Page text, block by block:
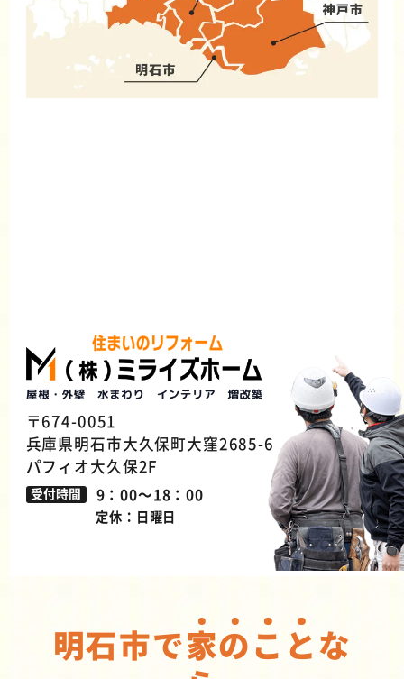
〒674-0051
兵庫県明石市大久保町大窪2685-6
パフィオ大久保2F
受付時間 9：00～18：00
定休：日曜日
明石市で家のこ とな